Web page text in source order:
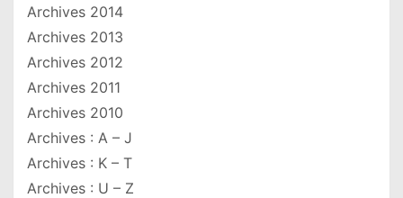
Archives 2014
Archives 2013
Archives 2012
Archives 2011
Archives 2010
Archives : A – J
Archives : K – T
Archives : U – Z